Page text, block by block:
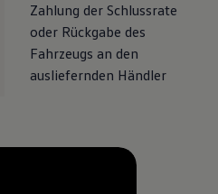
Zahlung der Schlussrate
oder Rückgabe des
Fahrzeugs an den
ausliefernden Händler